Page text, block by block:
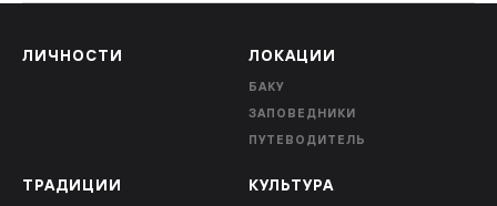
ЛИЧНОСТИ ЛОКАЦИИ
БАКУ
ЗАПОВЕДНИКИ
ПУТЕВОДИТЕЛЬ
ТРАДИЦИИ КУЛЬТУРА